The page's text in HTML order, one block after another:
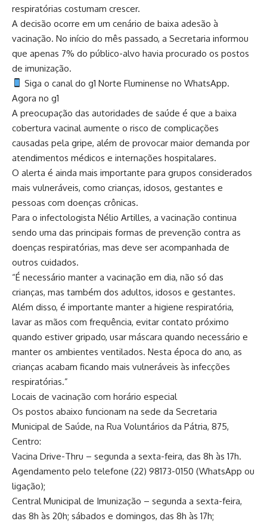
respiratórias costumam crescer.
A decisão ocorre em um cenário de baixa adesão à
vacinação. No início do mês passado, a Secretaria informou
que apenas 7% do público-alvo havia procurado os postos
de imunização.
Siga o canal do g1 Norte Fluminense no WhatsApp.
Agora no g1
A preocupação das autoridades de saúde é que a baixa
cobertura vacinal aumente o risco de complicações
causadas pela gripe, além de provocar maior demanda por
atendimentos médicos e internações hospitalares.
O alerta é ainda mais importante para grupos considerados
mais vulneráveis, como crianças, idosos, gestantes e
pessoas com doenças crônicas.
Para o infectologista Nélio Artilles, a vacinação continua
sendo uma das principais formas de prevenção contra as
doenças respiratórias, mas deve ser acompanhada de
outros cuidados.
“É necessário manter a vacinação em dia, não só das
crianças, mas também dos adultos, idosos e gestantes.
Além disso, é importante manter a higiene respiratória,
lavar as mãos com frequência, evitar contato próximo
quando estiver gripado, usar máscara quando necessário e
manter os ambientes ventilados. Nesta época do ano, as
crianças acabam ficando mais vulneráveis às infecções
respiratórias.”
Locais de vacinação com horário especial
Os postos abaixo funcionam na sede da Secretaria
Municipal de Saúde, na Rua Voluntários da Pátria, 875,
Centro:
Vacina Drive-Thru – segunda a sexta-feira, das 8h às 17h.
Agendamento pelo telefone (22) 98173-0150 (WhatsApp ou
ligação);
Central Municipal de Imunização – segunda a sexta-feira,
das 8h às 20h; sábados e domingos, das 8h às 17h;